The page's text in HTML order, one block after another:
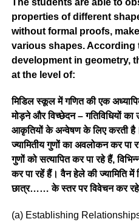
The students are able to
properties of different
without formal proofs,
various shapes. According
development in geometry,
at the level of:
मिडिल स्कूल में गणित की एक
मोड़ने और विच्छेदन – गतिविधियों का
आकृतियों के अन्वेषण के लिए करती
ज्यामितीय गुणों का अवलोकन कर पा
गुणों को सत्यापित कर पा रहे हैं,
कर पा रहें हैं। वैन हेले की ज्यामिति
छात्र…… के स्तर पर विवेचन कर
(a) Establishing Relationships